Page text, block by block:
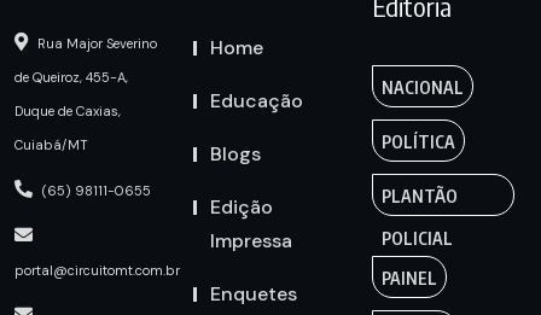
Rua Major Severino
de Queiroz, 455-A,
Duque de Caxias,
Cuiabá/MT
(65) 98111-0655
portal@circuitomt.com.br
Home
Educação
Blogs
Edição
Impressa
Enquetes
NACIONAL
POLÍTICA
PLANTÃO
POLICIAL
PAINEL